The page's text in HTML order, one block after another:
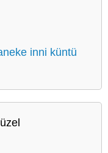
inni küntü